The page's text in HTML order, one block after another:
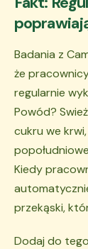
Badania z
że
regularnie
Powód?
cukru we
Kiedy
przekąski,
Dodaj do